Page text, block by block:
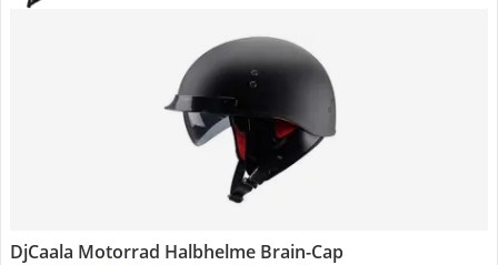
DjCaala Motorrad Halbhelme Brain-Cap